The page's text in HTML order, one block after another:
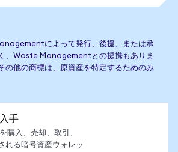
によって発行、後援、または承
、Waste Managementとの提携もありま
の他の商標は、原資産を特定するためのみ
手
購入、売却、取引、
れる暗号資産ウォレッ